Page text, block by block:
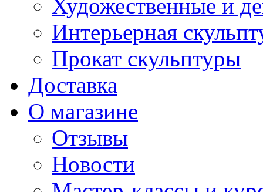
Художественные и
Интерьерная
Прокат скульптуры
Доставка
О магазине
Отзывы
Новости